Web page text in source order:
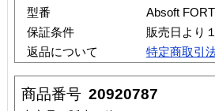
型番
Absoft
保証条件
販売日より
返品について
特定商取引
商品番号 20920787